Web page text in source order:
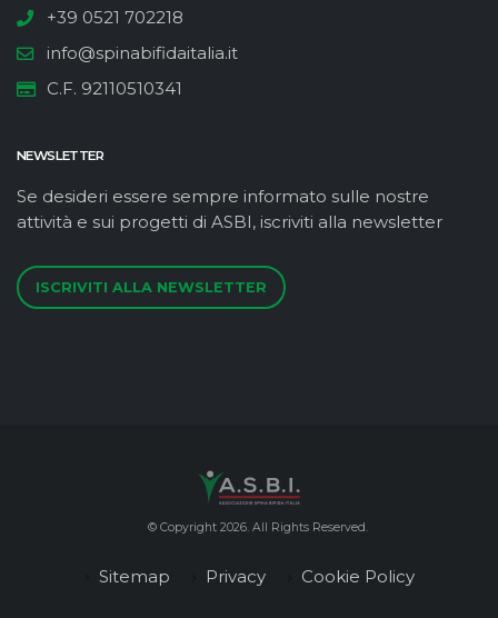
+39 0521 702218
info@spinabifidaitalia.it
C.F. 92110510341
NEWSLETTER
Se desideri essere sempre informato sulle nostre
attività e sui progetti di ASBI, iscriviti alla newsletter
ISCRIVITI ALLA NEWSLETTER
© Copyright 2026. All Rights Reserved.
Sitemap Privacy Cookie Policy